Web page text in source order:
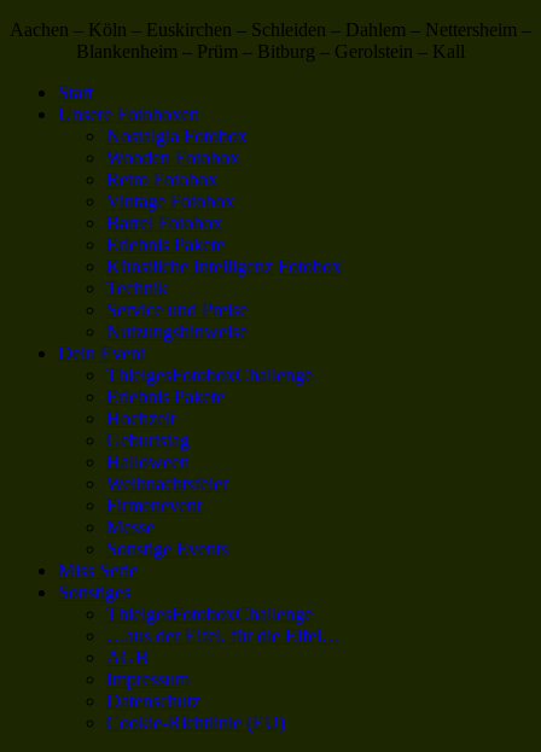
Aachen – Köln – Euskirchen – Schleiden – Dahlem – Nettersheim –
Blankenheim – Prüm – Bitburg – Gerolstein – Kall
Start
Unsere Fotoboxen
Nostalgia Fotobox
Wooden Fotobox
Retro Fotobox
Vintage Fotobox
Barrel Fotobox
Erlebnis Pakete
Künstliche Intelligenz Fotobox
Technik
Service und Preise
Nutzungshinweise
Dein Event
ThielgesFotoboxChallenge
Erlebnis Pakete
Hochzeit
Geburtstag
Halloween
Weihnachtsfeier
Firmenevent
Messe
Sonstige Events
Miss Serie
Sonstiges
ThielgesFotoboxChallenge
…aus der Eifel, für die Eifel…
AGB
Impressum
Datenschutz
Cookie-Richtlinie (EU)